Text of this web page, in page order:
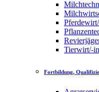
Tierwirt/-in
Fortbildung,